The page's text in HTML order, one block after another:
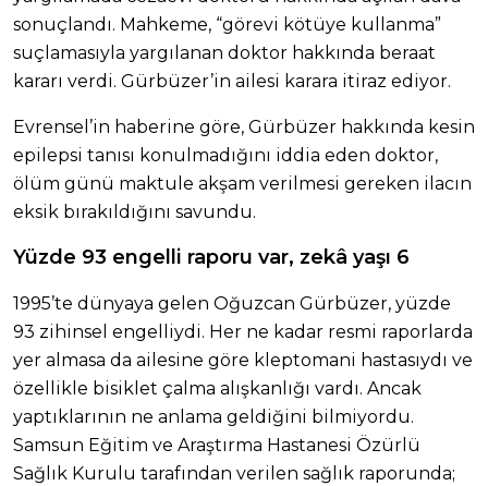
sonuçlandı. Mahkeme, “görevi kötüye kullanma”
suçlamasıyla yargılanan doktor hakkında beraat
kararı verdi. Gürbüzer’in ailesi karara itiraz ediyor.
Evrensel’in haberine göre, Gürbüzer hakkında kesin
epilepsi tanısı konulmadığını iddia eden doktor,
ölüm günü maktule akşam verilmesi gereken ilacın
eksik bırakıldığını savundu.
Yüzde 93 engelli raporu var, zekâ yaşı 6
1995’te dünyaya gelen Oğuzcan Gürbüzer, yüzde
93 zihinsel engelliydi. Her ne kadar resmi raporlarda
yer almasa da ailesine göre kleptomani hastasıydı ve
özellikle bisiklet çalma alışkanlığı vardı. Ancak
yaptıklarının ne anlama geldiğini bilmiyordu.
Samsun Eğitim ve Araştırma Hastanesi Özürlü
Sağlık Kurulu tarafından verilen sağlık raporunda;